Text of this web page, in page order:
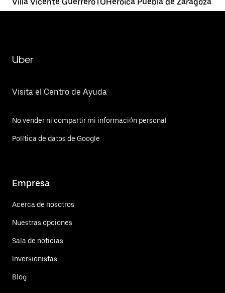
Uber
Visita el Centro de Ayuda
No vender ni compartir mi información personal
Política de datos de Google
Empresa
Acerca de nosotros
Nuestras opciones
Sala de noticias
Inversionistas
Blog